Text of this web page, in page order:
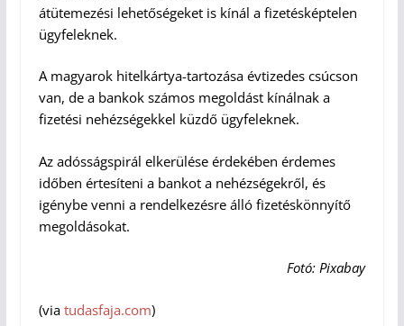
átütemezési lehetőségeket is kínál a fizetésképtelen
ügyfeleknek.
A magyarok hitelkártya-tartozása évtizedes csúcson
van, de a bankok számos megoldást kínálnak a
fizetési nehézségekkel küzdő ügyfeleknek.
Az adósságspirál elkerülése érdekében érdemes
időben értesíteni a bankot a nehézségekről, és
igénybe venni a rendelkezésre álló fizetéskönnyítő
megoldásokat.
Fotó: Pixabay
(via tudasfaja.com)